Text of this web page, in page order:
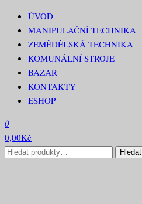
Přeskočit
obsah
RECAR PROFI
ÚVOD
MANIPULAČNÍ TECHNIKA
ZEMĚDĚLSKÁ TECHNIKA
KOMUNÁLNÍ STROJE
BAZAR
KONTAKTY
ESHOP
0
0,00Kč
Hledat:
Hledat